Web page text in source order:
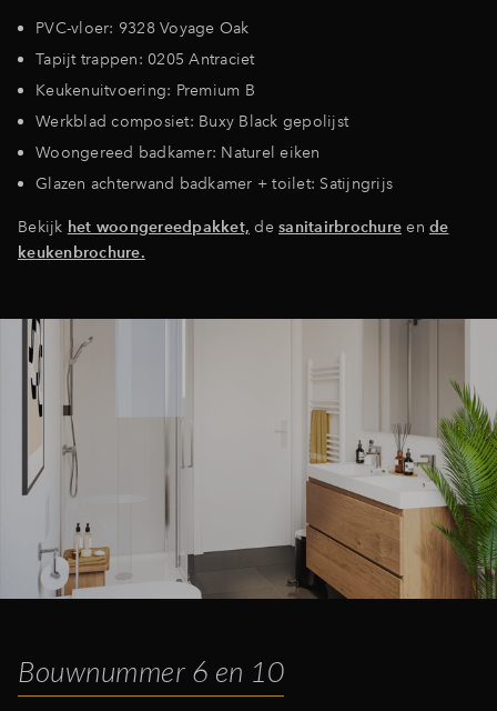
PVC-vloer: 9328 Voyage Oak
Tapijt trappen: 0205 Antraciet
Keukenuitvoering: Premium B
Werkblad composiet: Buxy Black gepolijst
Woongereed badkamer: Naturel eiken
Glazen achterwand badkamer + toilet: Satijngrijs
Bekijk het woongereedpakket, de sanitairbrochure en de
keukenbrochure.
Bouwnummer 6 en 10